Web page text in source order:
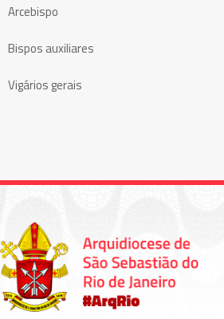
Arcebispo
Bispos auxiliares
Vigários gerais